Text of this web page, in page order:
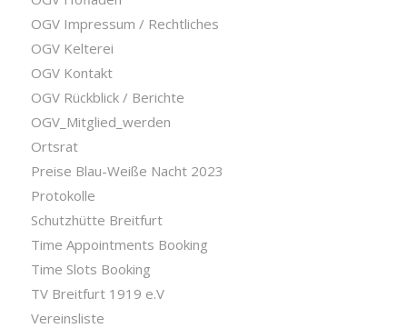
OGV Impressum / Rechtliches
OGV Kelterei
OGV Kontakt
OGV Rückblick / Berichte
OGV_Mitglied_werden
Ortsrat
Preise Blau-Weiße Nacht 2023
Protokolle
Schutzhütte Breitfurt
Time Appointments Booking
Time Slots Booking
TV Breitfurt 1919 e.V
Vereinsliste